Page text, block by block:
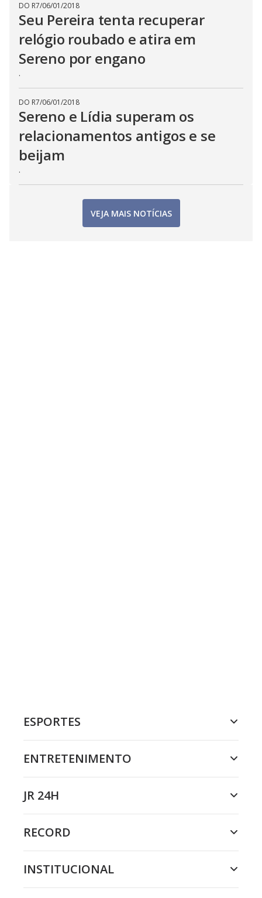
DO R7/06/01/2018
Seu Pereira tenta recuperar
relógio roubado e atira em
Sereno por engano
.
DO R7/06/01/2018
Sereno e Lídia superam os
relacionamentos antigos e se
beijam
.
VEJA MAIS NOTÍCIAS
ESPORTES
ENTRETENIMENTO
JR 24H
RECORD
INSTITUCIONAL